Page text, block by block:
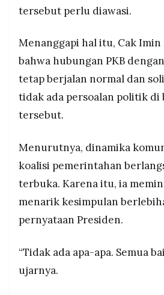
tersebut perlu diawasi.
Menanggapi hal itu, Cak Imin
bahwa hubungan PKB
tetap berjalan normal dan
tidak ada persoalan politik di
tersebut.
Menurutnya, dinamika
koalisi pemerintahan
terbuka. Karena itu, ia
menarik kesimpulan
pernyataan Presiden.
“Tidak ada apa-apa. Semua
ujarnya.